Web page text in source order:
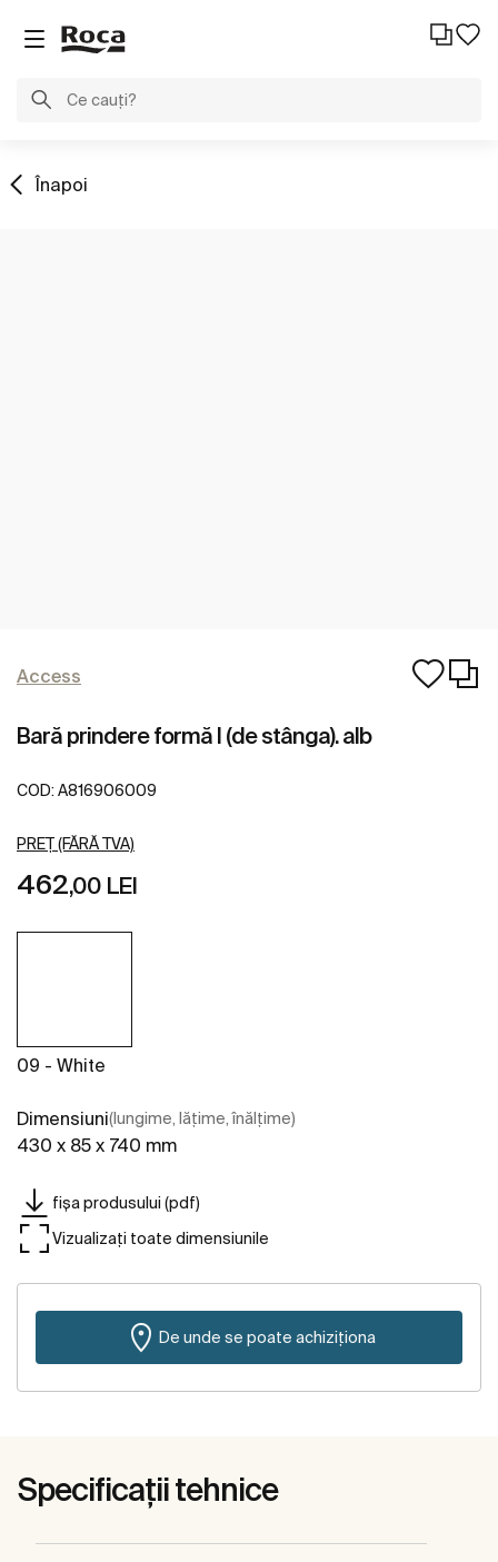
Înapoi
Access
Bară prindere formă l (de stânga). alb
COD: A816906009
PREȚ (FĂRĂ TVA)
462,00 LEI
09 - White
Dimensiuni(lungime, lățime, înălțime)
430 x 85 x 740 mm
fișa produsului (pdf)
Vizualizați toate dimensiunile
De unde se poate achiziționa
Specificații tehnice